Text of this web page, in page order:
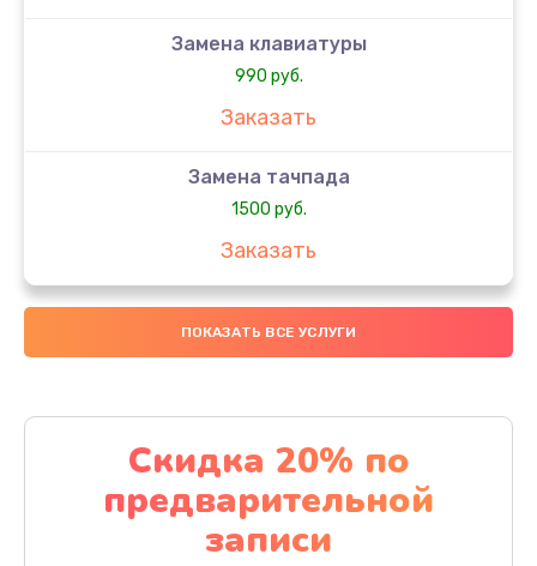
Замена клавиатуры
990 руб.
Заказать
Замена тачпада
1500 руб.
Заказать
Замена южного моста
1950 руб.
Чистка от пыли
1060 руб.
Заказать
ПОКАЗАТЬ ВСЕ УСЛУГИ
Скидка 20% по
предварительной
записи